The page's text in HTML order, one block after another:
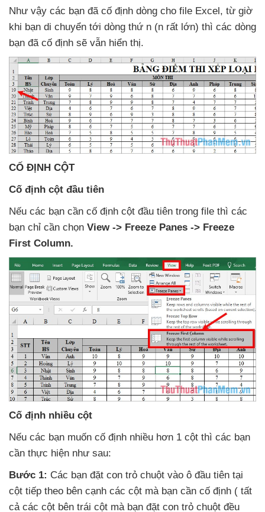
Như vậy các bạn đã cố định dòng cho file Excel , từ giờ
khi bạn di chuyển tới dòng thứ n (n rất lớn) thì các dòng
bạn đã cố định sẽ vẫn hiển thị.
CỐ ĐỊNH CỘT
Cố định cột đầu tiên
Nếu các bạn cần cố định cột đầu tiên trong file thì các
bạn chỉ cần chọn View -> Freeze Panes -> Freeze
First Column.
Cố định nhiều cột
Nếu các bạn muốn cố định nhiều hơn 1 cột thì các bạn
cần thực hiện như sau:
Bước 1: Các bạn đặt con trỏ chuột vào ô đầu tiên tại
cột tiếp theo bên cạnh các cột mà bạn cần cố định ( tất
cả các cột bên trái cột mà bạn đặt con trỏ chuột đều